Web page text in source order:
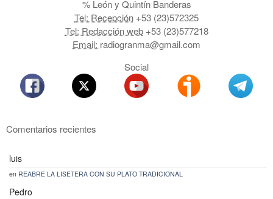
% León y Quintín Banderas
Tel: Recepción +53 (23)572325
Tel: Redacción web+53 (23)577218
Email: radiogranma@gmail.com
Social
Comentarios recientes
luis
en REABRE LA LISETERA CON SU PLATO TRADICIONAL
Pedro